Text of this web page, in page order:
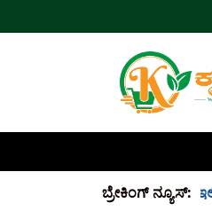
ಬ್ರೇಕಿಂಗ್ ನ್ಯೂಸ್:
34 TMC ನೀರು ಸಂಗ್ರಹ!